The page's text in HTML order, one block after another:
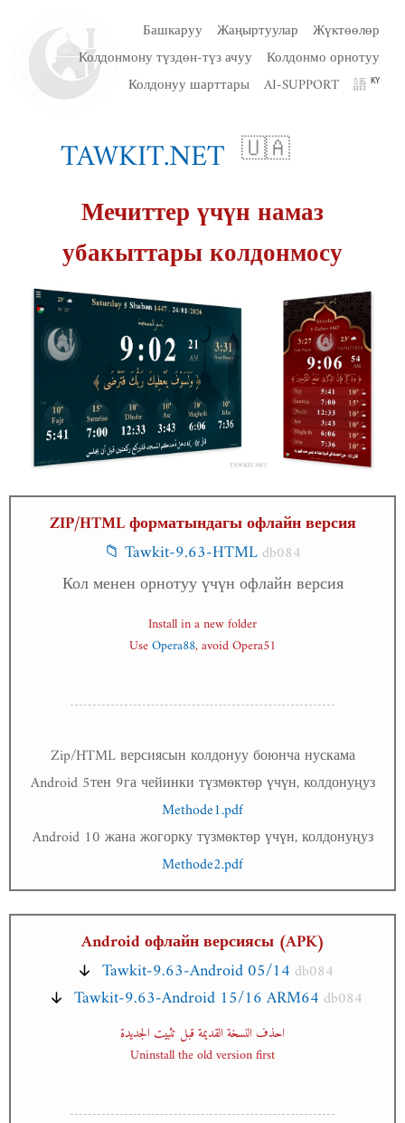
Башкаруу Жаңыртуулар Жүктөөлөр
Колдонмону түздөн-түз ачуу Колдонмо орнотуу
Колдонуу шарттары AI-SUPPORT 語 KY
TAWKIT.NET 🇺🇦
Мечиттер үчүн намаз
убакыттары колдонмосу
ZIP/HTML форматындагы офлайн версия
📁 Tawkit-9.63-HTMLdb084
Кол менен орнотуу үчүн офлайн версия
Install in a new folder
UseOpera88, avoid Opera51
Zip/HTML версиясын колдонуу боюнча нускама
Android 5тен 9га чейинки түзмөктөр үчүн, колдонуңуз
Methode1.pdf
Android 10 жана жогорку түзмөктөр үчүн, колдонуңуз
Methode2.pdf
Android офлайн версиясы (APK)
Tawkit-9.63-Android 05/14 db084
Tawkit-9.63-Android 15/16 ARM64 db084
احذف النسخة القديمة قبل تثبيت الجديدة
Uninstall the old version first